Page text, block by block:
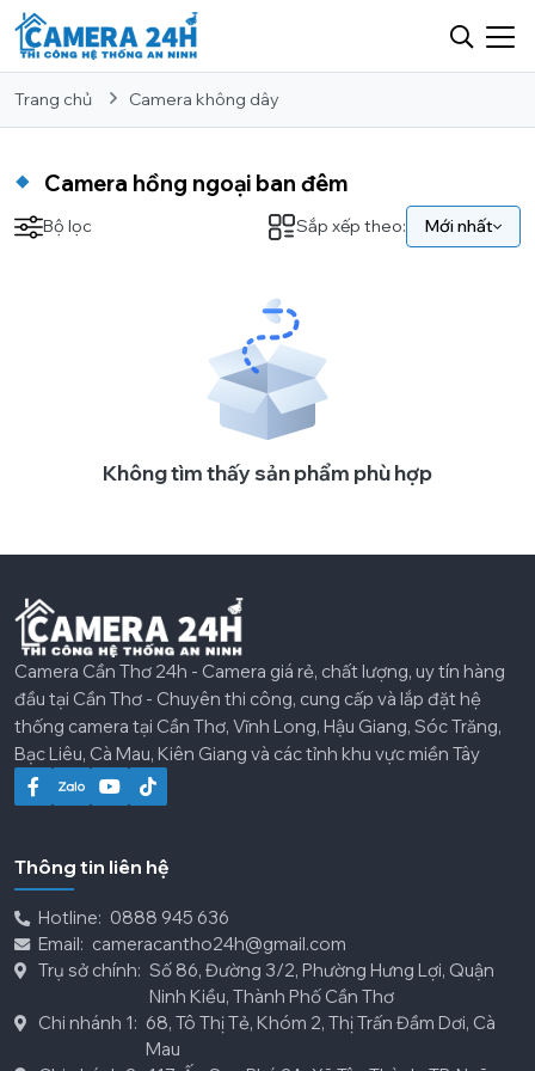
Trang chủ Camera không dây
Camera hồng ngoại ban đêm
Bộ lọc Sắp xếp theo: Mới nhất
Không tìm thấy sản phẩm phù hợp
Camera Cần Thơ 24h - Camera giá rẻ, chất lượng, uy tín hàng
đầu tại Cần Thơ - Chuyên thi công, cung cấp và lắp đặt hệ
thống camera tại Cần Thơ, Vĩnh Long, Hậu Giang, Sóc Trăng,
Bạc Liêu, Cà Mau, Kiên Giang và các tỉnh khu vực miền Tây
Thông tin liên hệ
Hotline: 0888 945 636
Email: cameracantho24h@gmail.com
Trụ sở chính: Số 86, Đường 3/2, Phường Hưng Lợi, Quận
Ninh Kiều, Thành Phố Cần Thơ
Chi nhánh 1: 68, Tô Thị Tẻ, Khóm 2, Thị Trấn Đầm Dơi, Cà
Mau